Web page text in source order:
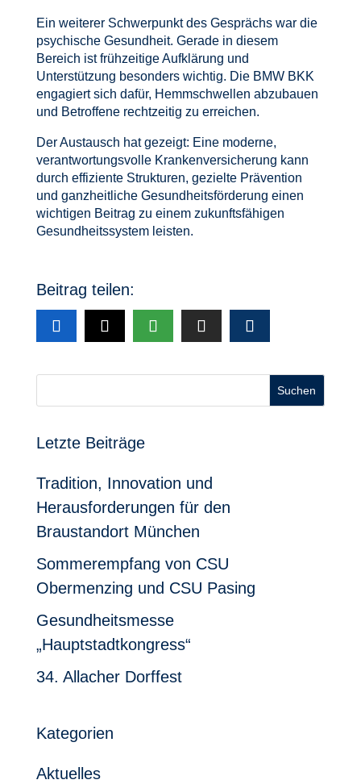
Ein weiterer Schwerpunkt des Gesprächs war die
psychische Gesundheit. Gerade in diesem
Bereich ist frühzeitige Aufklärung und
Unterstützung besonders wichtig. Die BMW BKK
engagiert sich dafür, Hemmschwellen abzubauen
und Betroffene rechtzeitig zu erreichen.
Der Austausch hat gezeigt: Eine moderne,
verantwortungsvolle Krankenversicherung kann
durch effiziente Strukturen, gezielte Prävention
und ganzheitliche Gesundheitsförderung einen
wichtigen Beitrag zu einem zukunftsfähigen
Gesundheitssystem leisten.
Beitrag teilen:
Suchen
Letzte Beiträge
Tradition, Innovation und
Herausforderungen für den
Braustandort München
Sommerempfang von CSU
Obermenzing und CSU Pasing
Gesundheitsmesse
„Hauptstadtkongress“
34. Allacher Dorffest
Kategorien
Aktuelles